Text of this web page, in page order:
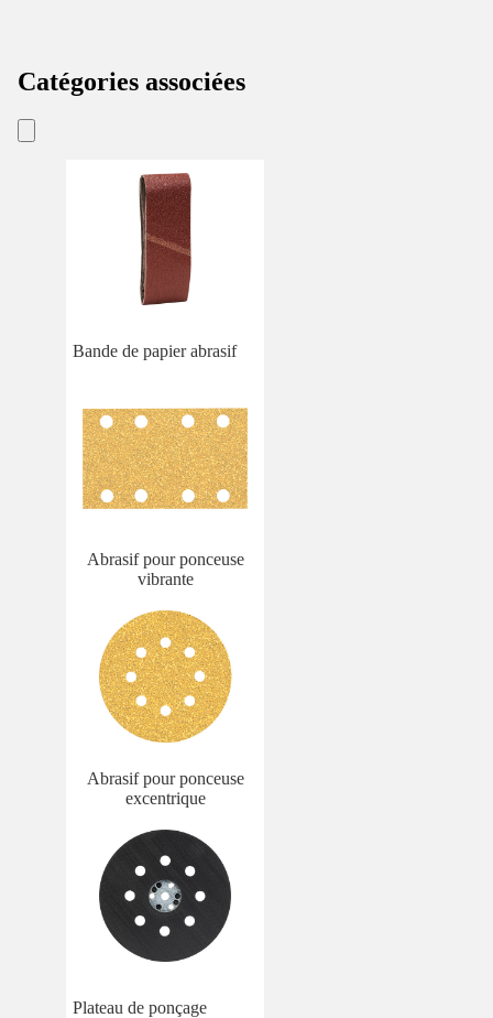
Catégories associées
Bande de papier abrasif
Abrasif pour ponceuse
vibrante
Abrasif pour ponceuse
excentrique
Plateau de ponçage